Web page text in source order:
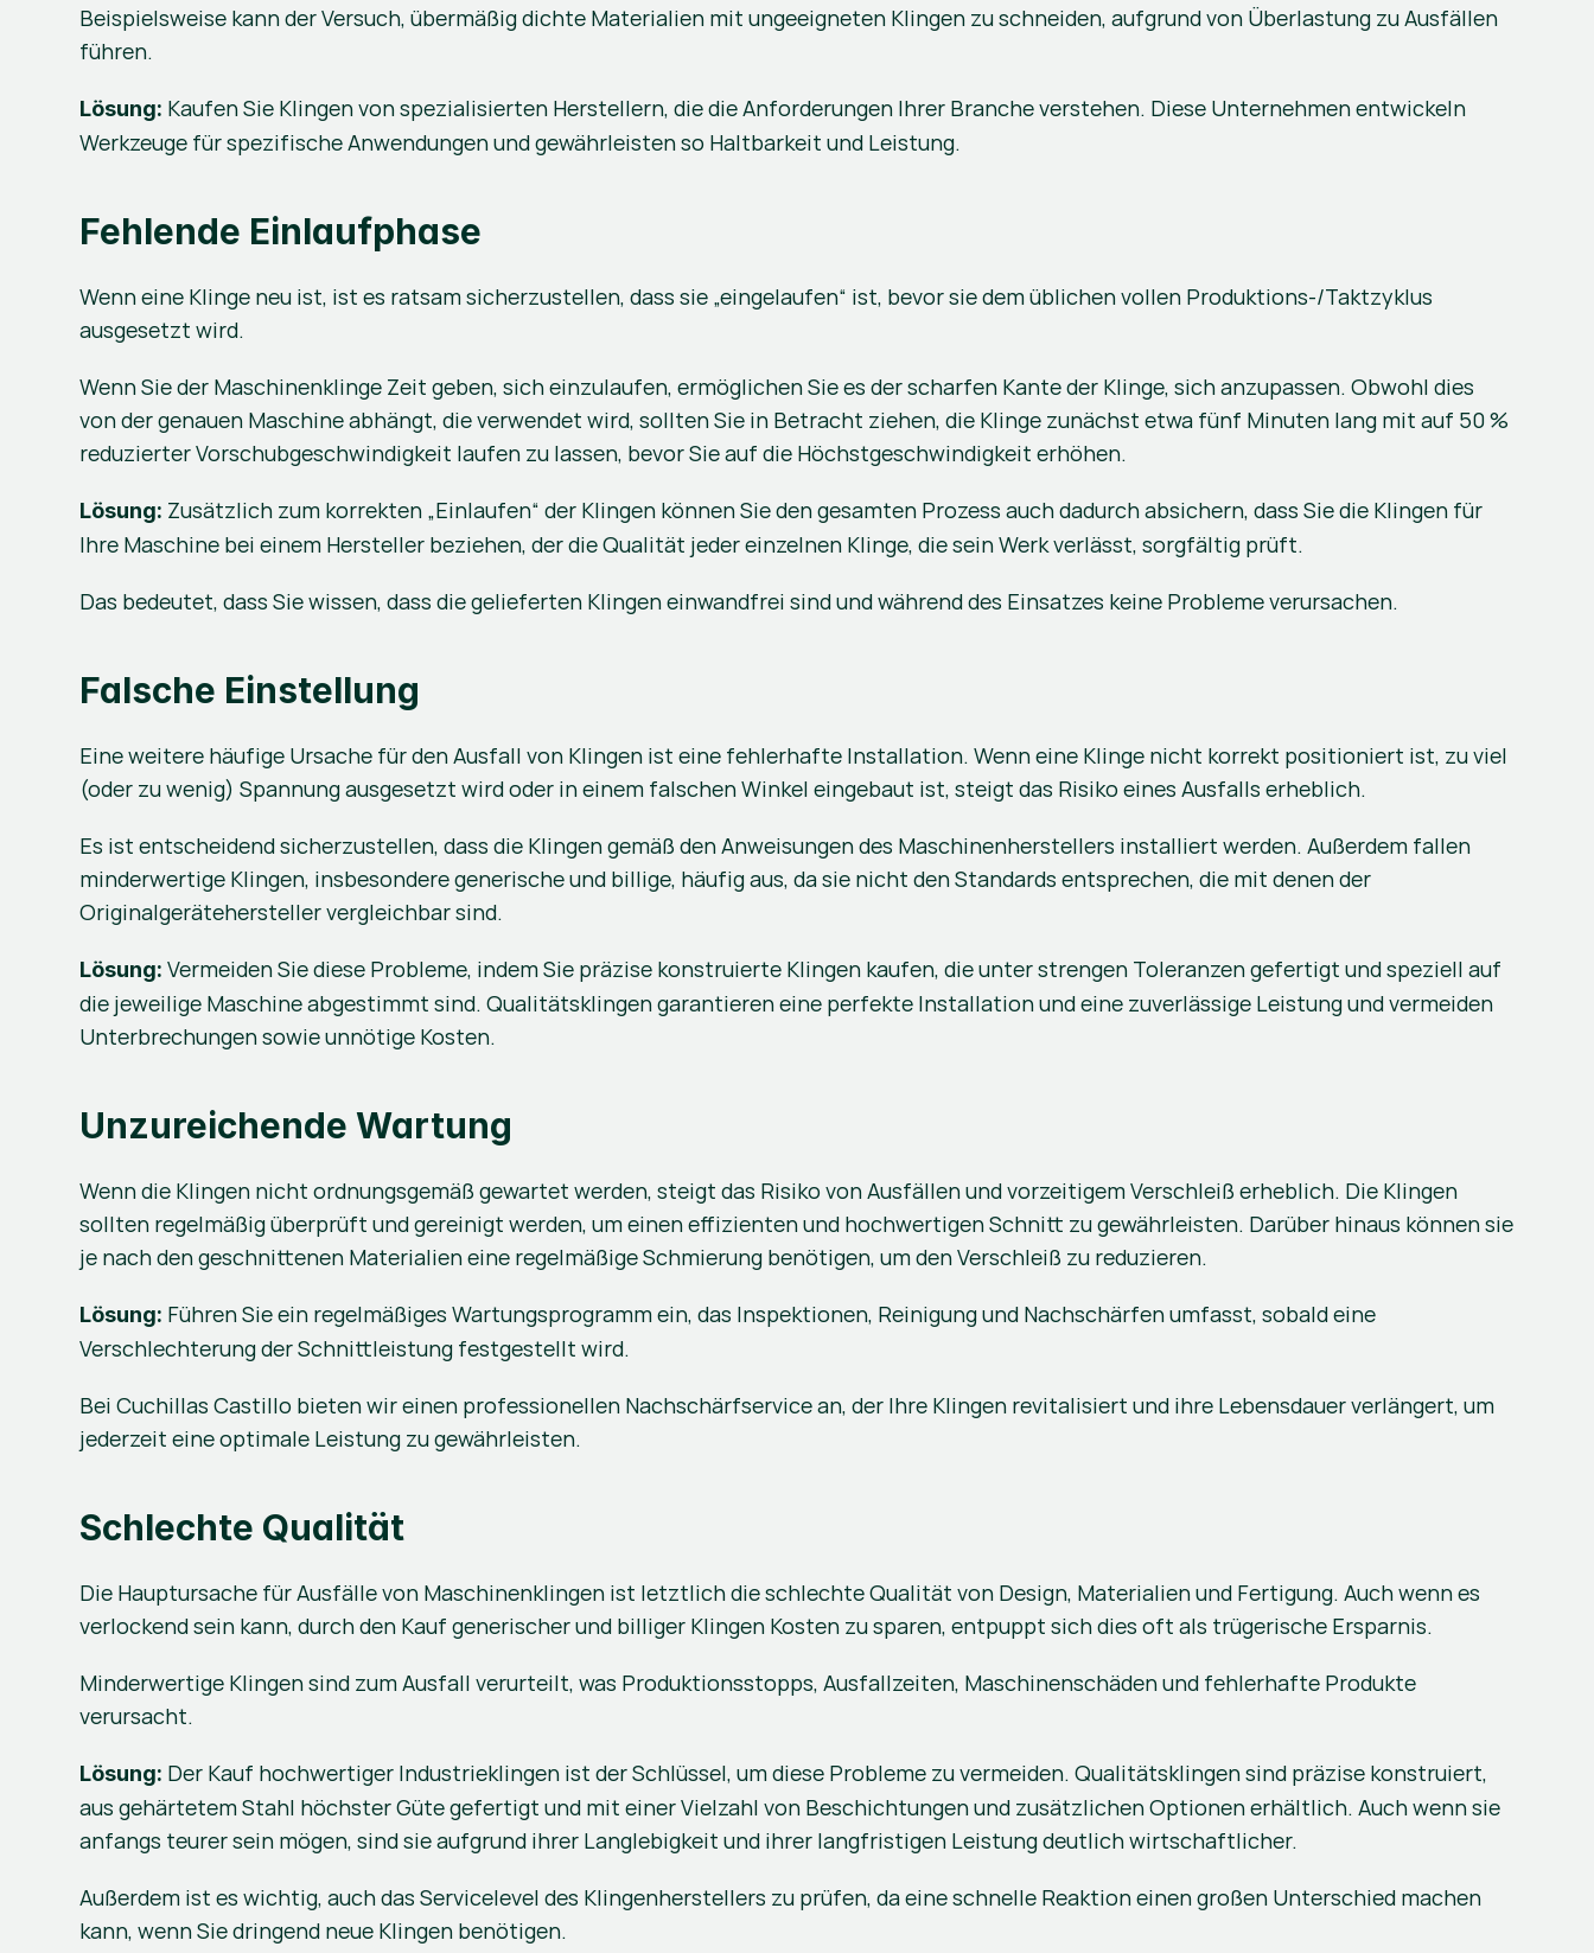
Beispielsweise kann der Versuch, übermäßig dichte Materialien mit ungeeigneten Klingen zu schneiden, aufgrund von Überlastung zu Ausfällen
führen.
Lösung: Kaufen Sie Klingen von spezialisierten Herstellern, die die Anforderungen Ihrer Branche verstehen. Diese Unternehmen entwickeln
Werkzeuge für spezifische Anwendungen und gewährleisten so Haltbarkeit und Leistung.
Fehlende Einlaufphase
Wenn eine Klinge neu ist, ist es ratsam sicherzustellen, dass sie „eingelaufen“ ist, bevor sie dem üblichen vollen Produktions-/Taktzyklus
ausgesetzt wird.
Wenn Sie der Maschinenklinge Zeit geben, sich einzulaufen, ermöglichen Sie es der scharfen Kante der Klinge, sich anzupassen. Obwohl dies
von der genauen Maschine abhängt, die verwendet wird, sollten Sie in Betracht ziehen, die Klinge zunächst etwa fünf Minuten lang mit auf 50 %
reduzierter Vorschubgeschwindigkeit laufen zu lassen, bevor Sie auf die Höchstgeschwindigkeit erhöhen.
Lösung: Zusätzlich zum korrekten „Einlaufen“ der Klingen können Sie den gesamten Prozess auch dadurch absichern, dass Sie die Klingen für
Ihre Maschine bei einem Hersteller beziehen, der die Qualität jeder einzelnen Klinge, die sein Werk verlässt, sorgfältig prüft.
Das bedeutet, dass Sie wissen, dass die gelieferten Klingen einwandfrei sind und während des Einsatzes keine Probleme verursachen.
Falsche Einstellung
Eine weitere häufige Ursache für den Ausfall von Klingen ist eine fehlerhafte Installation. Wenn eine Klinge nicht korrekt positioniert ist, zu viel
(oder zu wenig) Spannung ausgesetzt wird oder in einem falschen Winkel eingebaut ist, steigt das Risiko eines Ausfalls erheblich.
Es ist entscheidend sicherzustellen, dass die Klingen gemäß den Anweisungen des Maschinenherstellers installiert werden. Außerdem fallen
minderwertige Klingen, insbesondere generische und billige, häufig aus, da sie nicht den Standards entsprechen, die mit denen der
Originalgerätehersteller vergleichbar sind.
Lösung: Vermeiden Sie diese Probleme, indem Sie präzise konstruierte Klingen kaufen, die unter strengen Toleranzen gefertigt und speziell auf
die jeweilige Maschine abgestimmt sind. Qualitätsklingen garantieren eine perfekte Installation und eine zuverlässige Leistung und vermeiden
Unterbrechungen sowie unnötige Kosten.
Unzureichende Wartung
Wenn die Klingen nicht ordnungsgemäß gewartet werden, steigt das Risiko von Ausfällen und vorzeitigem Verschleiß erheblich. Die Klingen
sollten regelmäßig überprüft und gereinigt werden, um einen effizienten und hochwertigen Schnitt zu gewährleisten. Darüber hinaus können sie
je nach den geschnittenen Materialien eine regelmäßige Schmierung benötigen, um den Verschleiß zu reduzieren.
Lösung: Führen Sie ein regelmäßiges Wartungsprogramm ein, das Inspektionen, Reinigung und Nachschärfen umfasst, sobald eine
Verschlechterung der Schnittleistung festgestellt wird.
Bei Cuchillas Castillo bieten wir einen professionellen Nachschärfservice an, der Ihre Klingen revitalisiert und ihre Lebensdauer verlängert, um
jederzeit eine optimale Leistung zu gewährleisten.
Schlechte Qualität
Die Hauptursache für Ausfälle von Maschinenklingen ist letztlich die schlechte Qualität von Design, Materialien und Fertigung. Auch wenn es
verlockend sein kann, durch den Kauf generischer und billiger Klingen Kosten zu sparen, entpuppt sich dies oft als trügerische Ersparnis.
Minderwertige Klingen sind zum Ausfall verurteilt, was Produktionsstopps, Ausfallzeiten, Maschinenschäden und fehlerhafte Produkte
verursacht.
Lösung: Der Kauf hochwertiger Industrieklingen ist der Schlüssel, um diese Probleme zu vermeiden. Qualitätsklingen sind präzise konstruiert,
aus gehärtetem Stahl höchster Güte gefertigt und mit einer Vielzahl von Beschichtungen und zusätzlichen Optionen erhältlich. Auch wenn sie
anfangs teurer sein mögen, sind sie aufgrund ihrer Langlebigkeit und ihrer langfristigen Leistung deutlich wirtschaftlicher.
Außerdem ist es wichtig, auch das Servicelevel des Klingenherstellers zu prüfen, da eine schnelle Reaktion einen großen Unterschied machen
kann, wenn Sie dringend neue Klingen benötigen.